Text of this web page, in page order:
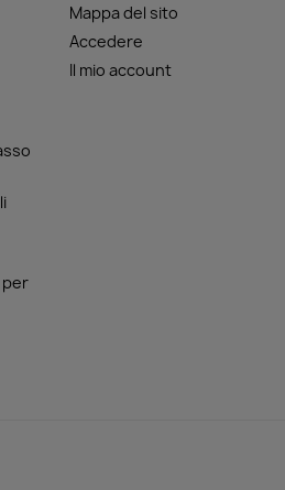
per
Mappa del sito
Accedere
Il mio account